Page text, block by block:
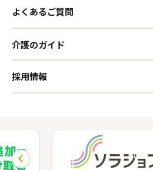
よくあるご質問
介護のガイド
採用情報